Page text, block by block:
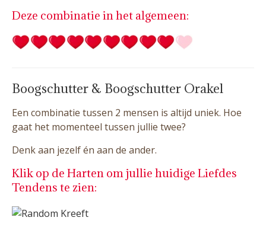
Deze combinatie in het algemeen:
Boogschutter & Boogschutter Orakel
Een combinatie tussen 2 mensen is altijd uniek. Hoe
gaat het momenteel tussen jullie twee?
Denk aan jezelf én aan de ander.
Klik op de Harten om jullie huidige Liefdes
Tendens te zien: